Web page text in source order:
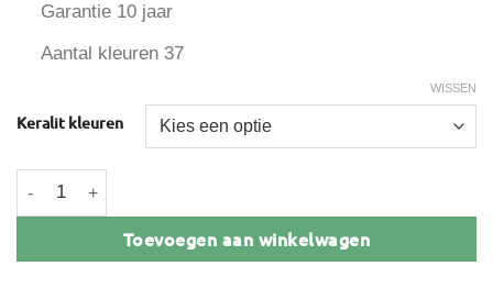
Garantie 10 jaar
Aantal kleuren 37
Keralit kleuren
WISSEN
Keralit Verbindingsprofiel aantal
Toevoegen aan winkelwagen